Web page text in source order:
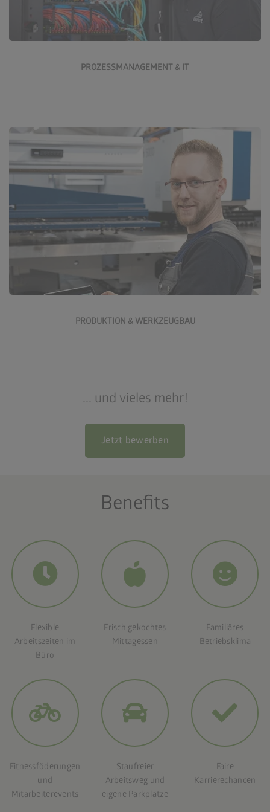
PROZESSMANAGEMENT & IT
Jetzt bewerben
PRODUKTION & WERKZEUGBAU
Jetzt bewerben
... und vieles mehr!
Jetzt bewerben
Benefits
Flexible
Arbeitszeiten im
Büro
Frisch gekochtes
Mittagessen
Familiäres
Betriebsklima
Fitnessföderungen
und
Mitarbeiterevents
Staufreier
Arbeitsweg und
eigene Parkplätze
Faire
Karrierechancen